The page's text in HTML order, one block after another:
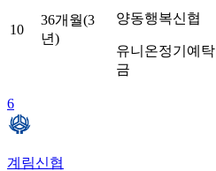
10
36개월(3
년)
양동행복신협
유니온정기예탁
금
6
계림신협